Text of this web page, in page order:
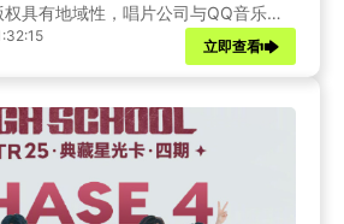
具有地域性，唱片公司与QQ音乐签
中国大陆地区使用。平台通过检测用
位置，一旦识别为海外IP就会自动屏蔽
立即查看